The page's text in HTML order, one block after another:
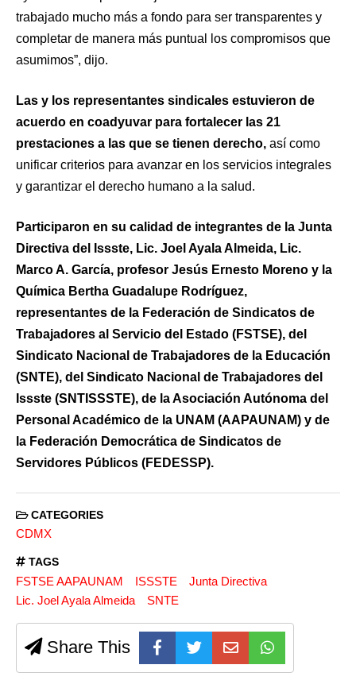
trabajado mucho más a fondo para ser transparentes y
completar de manera más puntual los compromisos que
asumimos”, dijo.
Las y los representantes sindicales estuvieron de
acuerdo en coadyuvar para fortalecer las 21
prestaciones a las que se tienen derecho, así como
unificar criterios para avanzar en los servicios integrales
y garantizar el derecho humano a la salud.
Participaron en su calidad de integrantes de la Junta
Directiva del Issste, Lic. Joel Ayala Almeida, Lic.
Marco A. García, profesor Jesús Ernesto Moreno y la
Química Bertha Guadalupe Rodríguez,
representantes de la Federación de Sindicatos de
Trabajadores al Servicio del Estado (FSTSE), del
Sindicato Nacional de Trabajadores de la Educación
(SNTE), del Sindicato Nacional de Trabajadores del
Issste (SNTISSSTE), de la Asociación Autónoma del
Personal Académico de la UNAM (AAPAUNAM) y de
la Federación Democrática de Sindicatos de
Servidores Públicos (FEDESSP).
CATEGORIES
CDMX
TAGS
FSTSE AAPAUNAM ISSSTE
Junta Directiva
Lic. Joel Ayala Almeida
SNTE
Share This